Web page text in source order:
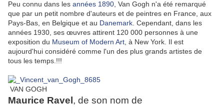
Peu connu dans les années 1890 , Van Gogh n'a été remarqué
que par un petit nombre d'auteurs et de peintres en France, aux
Pays-Bas, en Belgique et au Danemark . Cependant, dans les
années 1930, ses œuvres attirent 120 000 personnes à une
exposition du Museum of Modern Art , à New York. Il est
aujourd'hui considéré comme l'un des plus grands artistes de
tous les temps.!!!
VAN GOGH
Maurice Ravel, de son nom de